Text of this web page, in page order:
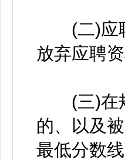
(二)应聘
放弃应聘资
(三)在规
的、以及
最低分数